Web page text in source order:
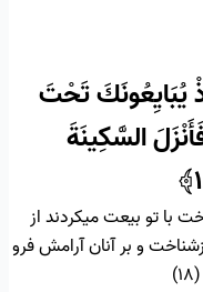
يُبَايِعُونَكَ تَحْتَ
السَّكِينَةَ
با تو بيعت میکردند از
و بر آنان آرامش فرو